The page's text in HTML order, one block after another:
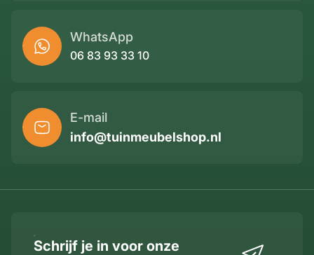
WhatsApp
06 83 93 33 10
E-mail
info@tuinmeubelshop.nl
Schrijf je in voor onze